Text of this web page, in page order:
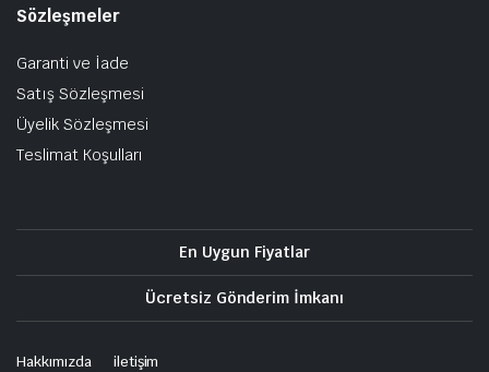
Sözleşmeler
Garanti ve İade
Satış Sözleşmesi
Üyelik Sözleşmesi
Teslimat Koşulları
En Uygun Fiyatlar
Ücretsiz Gönderim İmkanı
Hakkımızda iletişim